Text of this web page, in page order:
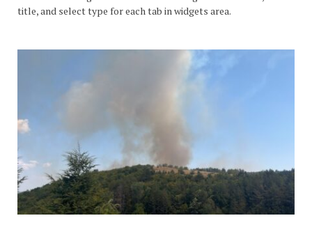
title, and select type for each tab in widgets area.